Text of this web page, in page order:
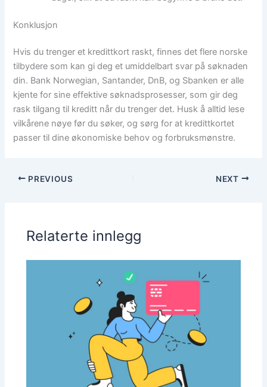
Konklusjon
Hvis du trenger et kredittkort raskt, finnes det flere norske
tilbydere som kan gi deg et umiddelbart svar på søknaden
din. Bank Norwegian, Santander, DnB, og Sbanken er alle
kjente for sine effektive søknadsprosesser, som gir deg
rask tilgang til kreditt når du trenger det. Husk å alltid lese
vilkårene nøye før du søker, og sørg for at kredittkortet
passer til dine økonomiske behov og forbruksmønstre.
PREVIOUS NEXT
Relaterte innlegg